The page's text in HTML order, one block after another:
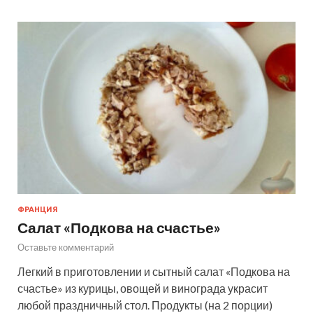
ФРАНЦИЯ
Салат «Подкова на счастье»
Оставьте комментарий
Легкий в приготовлении и сытный салат «Подкова на
счастье» из курицы, овощей и винограда украсит
любой праздничный стол. Продукты (на 2 порции)